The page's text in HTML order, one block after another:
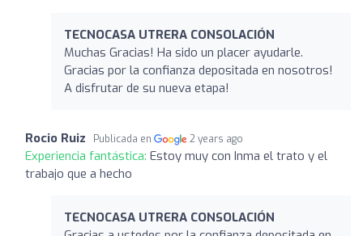
TECNOCASA UTRERA CONSOLACIÓN
Muchas Gracias! Ha sido un placer ayudarle.
Gracias por la confianza depositada en nosotros!
A disfrutar de su nueva etapa!
Rocio Ruiz Publicada en 2 years ago
Experiencia fantástica: Estoy muy con Inma el trato y el
trabajo que a hecho
TECNOCASA UTRERA CONSOLACIÓN